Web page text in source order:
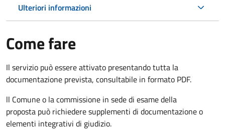
Ulteriori informazioni
Come fare
Il servizio può essere attivato presentando tutta la
documentazione prevista, consultabile in formato PDF.
ll Comune o la commissione in sede di esame della
proposta può richiedere supplementi di documentazione o
elementi integrativi di giudizio.